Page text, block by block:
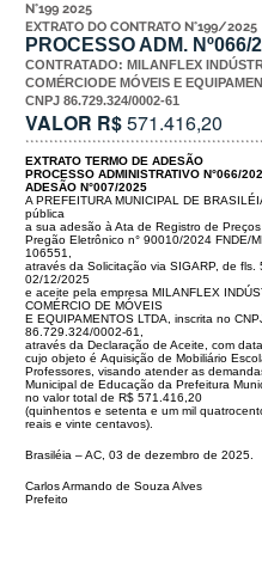
N°199 2025
EXTRATO DO CONTRATO N°199/2025
PROCESSO ADM. Nº066/
CONTRATADO: MILANFLEX
COMÉRCIODE MÓVEIS E
CNPJ 86.729.324/0002-61
VALOR R$571.416,20
EXTRATO TERMO DE ADESÃO
PROCESSO ADMINISTRATIVO N°066/
ADESÃO N°007/2025
A PREFEITURA MUNICIPAL DE
pública
a sua adesão à Ata de Registro de
Pregão Eletrônico n° 90010/2024 FNDE/
106551,
através da Solicitação via SIGARP, de fls.
02/12/2025
e aceite pela empresa MILANFLEX
COMÉRCIO DE MÓVEIS
E EQUIPAMENTOS LTDA, inscrita no
86.729.324/0002-61,
através da Declaração de Aceite, com
cujo objeto é Aquisição de Mobiliário
Professores, visando atenderas
Municipal de Educação da Prefeitura
no valor total de R$ 571.416,20
(quinhentos e setenta e um mil
reais e vinte centavos).
Brasiléia – AC, 03 de dezembro de 2025.
Carlos Armando de Souza Alves
Prefeito